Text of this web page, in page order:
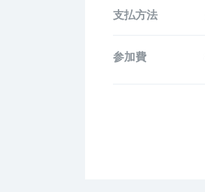
支払方法
参加費